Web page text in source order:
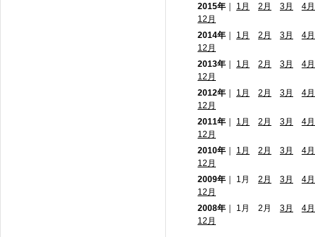
2015年
1月 2月 3月
4月
12月
2014年
1月 2月 3月
4月
12月
2013年
1月 2月 3月
4月
12月
2012年
1月 2月 3月
4月
12月
2011年
1月 2月 3月
4月
12月
2010年
1月 2月 3月
4月
12月
2009年 ｜ 1月 2月 3月
4月
12月
2008年 ｜ 1月 2月 3月
4月
12月